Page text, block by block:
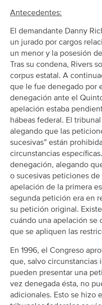
Antecedentes:
El demandante Danny
un jurado por cargos
un menor y la posesión
Tras su condena, Rivers
corpus estatal. A
que le fue denegado por
denegación ante el
apelación estaba
hábeas federal. El
alegando que las
sucesivas” están
circunstancias
denegación, alegando
o sucesivas peticiones
apelación de la primera
segunda petición era en
su petición original.
cuándo una apelación se
que se apliquen las
En 1996, el Congreso
que, salvo circunstancias
pueden presentar una
vez denegada ésta, no
adicionales. Esto se hizo